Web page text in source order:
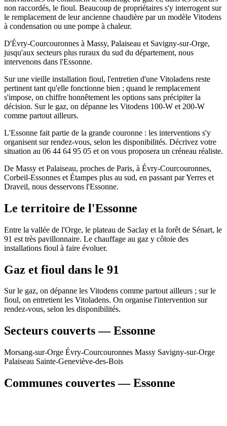
non raccordés, le fioul. Beaucoup de propriétaires s'y interrogent sur
le remplacement de leur ancienne chaudière par un modèle Vitodens
à condensation ou une pompe à chaleur.
D'Évry-Courcouronnes à Massy, Palaiseau et Savigny-sur-Orge,
jusqu'aux secteurs plus ruraux du sud du département, nous
intervenons dans l'Essonne.
Sur une vieille installation fioul, l'entretien d'une Vitoladens reste
pertinent tant qu'elle fonctionne bien ; quand le remplacement
s'impose, on chiffre honnêtement les options sans précipiter la
décision. Sur le gaz, on dépanne les Vitodens 100-W et 200-W
comme partout ailleurs.
L'Essonne fait partie de la grande couronne : les interventions s'y
organisent sur rendez-vous, selon les disponibilités. Décrivez votre
situation au 06 44 64 95 05 et on vous proposera un créneau réaliste.
De Massy et Palaiseau, proches de Paris, à Évry-Courcouronnes,
Corbeil-Essonnes et Étampes plus au sud, en passant par Yerres et
Draveil, nous desservons l'Essonne.
Le territoire de l'Essonne
Entre la vallée de l'Orge, le plateau de Saclay et la forêt de Sénart, le
91 est très pavillonnaire. Le chauffage au gaz y côtoie des
installations fioul à faire évoluer.
Gaz et fioul dans le 91
Sur le gaz, on dépanne les Vitodens comme partout ailleurs ; sur le
fioul, on entretient les Vitoladens. On organise l'intervention sur
rendez-vous, selon les disponibilités.
Secteurs couverts — Essonne
Morsang-sur-Orge Évry-Courcouronnes Massy Savigny-sur-Orge
Palaiseau Sainte-Geneviève-des-Bois
Communes couvertes — Essonne